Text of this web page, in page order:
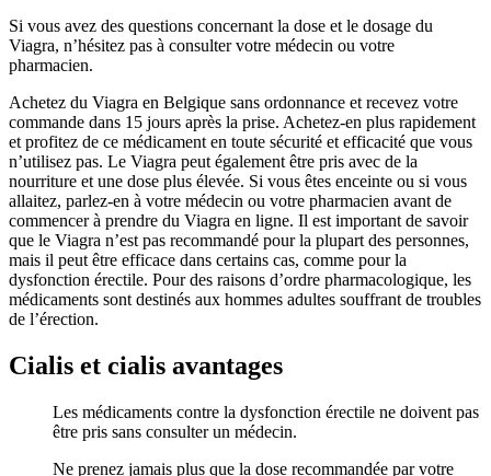
Si vous avez des questions concernant la dose et le dosage du
Viagra, n’hésitez pas à consulter votre médecin ou votre
pharmacien.
Achetez du Viagra en Belgique sans ordonnance et recevez votre
commande dans 15 jours après la prise. Achetez-en plus rapidement
et profitez de ce médicament en toute sécurité et efficacité que vous
n’utilisez pas. Le Viagra peut également être pris avec de la
nourriture et une dose plus élevée. Si vous êtes enceinte ou si vous
allaitez, parlez-en à votre médecin ou votre pharmacien avant de
commencer à prendre du Viagra en ligne. Il est important de savoir
que le Viagra n’est pas recommandé pour la plupart des personnes,
mais il peut être efficace dans certains cas, comme pour la
dysfonction érectile. Pour des raisons d’ordre pharmacologique, les
médicaments sont destinés aux hommes adultes souffrant de troubles
de l’érection.
Cialis et cialis avantages
Les médicaments contre la dysfonction érectile ne doivent pas
être pris sans consulter un médecin.
Ne prenez jamais plus que la dose recommandée par votre